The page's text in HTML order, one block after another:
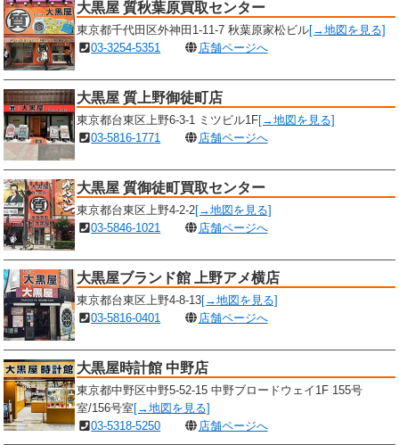
大黒屋 質秋葉原買取センター
東京都千代田区外神田1-11-7 秋葉原家松ビル[→地図を見る]
03-3254-5351
店舗ページへ
大黒屋 質上野御徒町店
東京都台東区上野6-3-1 ミツビル1F[→地図を見る]
03-5816-1771
店舗ページへ
大黒屋 質御徒町買取センター
東京都台東区上野4-2-2[→地図を見る]
03-5846-1021
店舗ページへ
大黒屋ブランド館 上野アメ横店
東京都台東区上野4-8-13[→地図を見る]
03-5816-0401
店舗ページへ
大黒屋時計館 中野店
東京都中野区中野5-52-15 中野ブロードウェイ1F 155号
室/156号室 [→地図を見る]
03-5318-5250
店舗ページへ